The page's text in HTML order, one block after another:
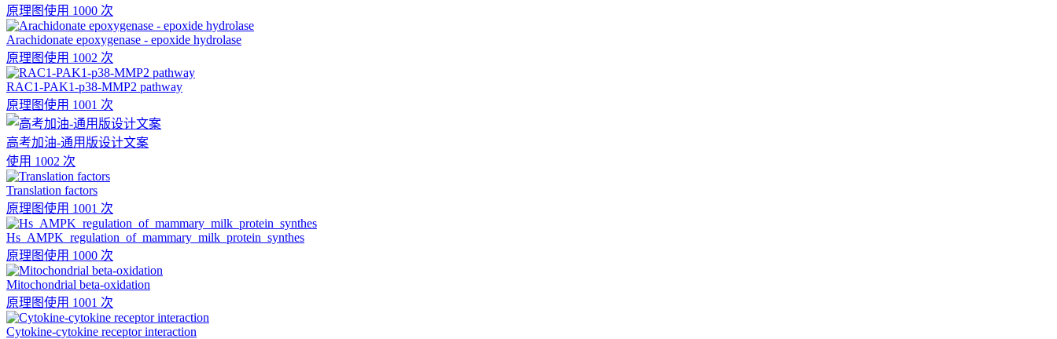
原理图使用 1000 次
Arachidonate epoxygenase - epoxide hydrolase
原理图使用 1002 次
RAC1-PAK1-p38-MMP2 pathway
原理图使用 1001 次
高考加油-通用版设计文案
使用 1002 次
Translation factors
原理图使用 1001 次
Hs_AMPK_regulation_of_mammary_milk_protein_synthes
原理图使用 1000 次
Mitochondrial beta-oxidation
原理图使用 1001 次
Cytokine-cytokine receptor interaction